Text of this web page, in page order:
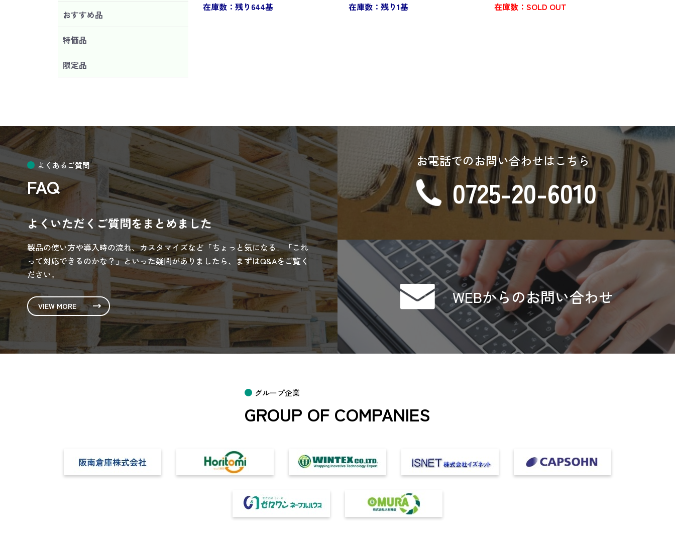
おすすめ品
特価品
限定品
在庫数：残り644基
在庫数：残り1基
在庫数：SOLD OUT
よくあるご質問
FAQ
よくいただくご質問をまとめました
製品の使い方や導入時の流れ、カスタマイズなど「ちょっと気になる」「これ
って対応できるのかな？」といった疑問がありましたら、まずはQ&Aをご覧く
ださい。
VIEW MORE
お電話でのお問い合わせはこちら
0725-20-6010
WEBからのお問い合わせ
グループ企業
GROUP OF COMPANIES